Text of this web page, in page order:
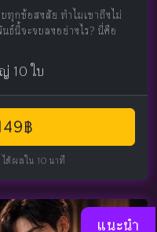
ทุกข้อสงสัย ทำไมเขาถึงไม่
ธ์นี้จะจบลงอย่างไร? นี่คือ
10 ใบ
฿
ด้ผลใน 10 นาที
แนะนำ